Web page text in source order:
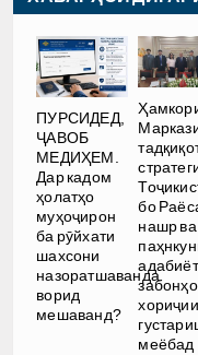
ПУРСИДЕД,
ҶАВОБ
МЕДИҲЕМ.
Дар кадом
ҳолатҳо
муҳоҷирон
ба рӯйхати
шахсони
назоратшаванда
ворид
мешаванд?
бо
нашр ва
меёбад